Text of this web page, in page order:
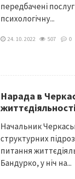
передбачені
психологічну...
24. 10. 2022 507 0
Нарада в
Начальник
структурних
питання
Бандурко, у ніч на...